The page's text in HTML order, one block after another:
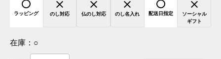
ラッピング のし対応 仏のし対応 のし名入れ 配送日指定
ソーシャル
ギフト
在庫： ○